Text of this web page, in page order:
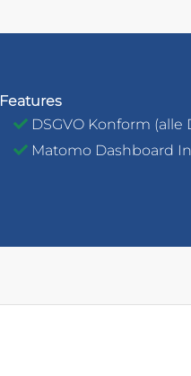
Features
DSGVO Konform
Matomo Dashboard